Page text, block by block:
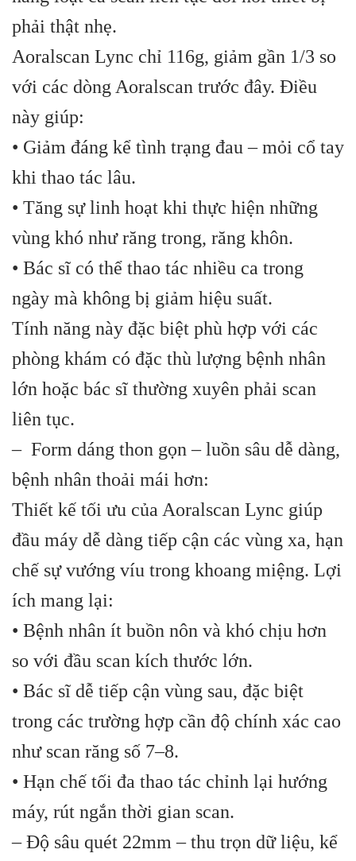
phải thật nhẹ.
Aoralscan Lync chỉ 116g, giảm gần 1/3 so
với các dòng Aoralscan trước đây. Điều
này giúp:
• Giảm đáng kể tình trạng đau – mỏi cổ tay
khi thao tác lâu.
• Tăng sự linh hoạt khi thực hiện những
vùng khó như răng trong, răng khôn.
• Bác sĩ có thể thao tác nhiều ca trong
ngày mà không bị giảm hiệu suất.
Tính năng này đặc biệt phù hợp với các
phòng khám có đặc thù lượng bệnh nhân
lớn hoặc bác sĩ thường xuyên phải scan
liên tục.
– Form dáng thon gọn – luồn sâu dễ dàng,
bệnh nhân thoải mái hơn:
Thiết kế tối ưu của Aoralscan Lync giúp
đầu máy dễ dàng tiếp cận các vùng xa, hạn
chế sự vướng víu trong khoang miệng. Lợi
ích mang lại:
• Bệnh nhân ít buồn nôn và khó chịu hơn
so với đầu scan kích thước lớn.
• Bác sĩ dễ tiếp cận vùng sau, đặc biệt
trong các trường hợp cần độ chính xác cao
như scan răng số 7–8.
• Hạn chế tối đa thao tác chỉnh lại hướng
máy, rút ngắn thời gian scan.
– Độ sâu quét 22mm – thu trọn dữ liệu, kể